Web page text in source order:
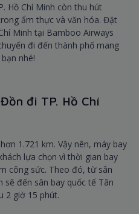
Hồ Chí Minh còn thu hút
ẩm thực và văn hóa. Đặt
Minh tại Bamboo Airways
đi đến thành phố mang
nhé!
đi TP. Hồ Chí
1.721 km. Vậy nên, máy bay
lựa chọn vì thời gian bay
công sức. Theo đó, từ sân
sẽ đến sân bay quốc tế Tân
2 giờ 15 phút.